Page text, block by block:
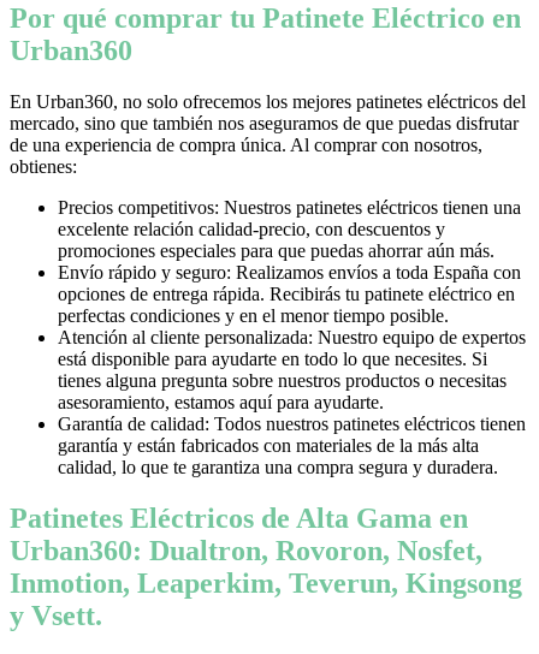
Por qué comprar tu Patinete Eléctrico en
Urban360
En Urban360, no solo ofrecemos los mejores patinetes eléctricos del
mercado, sino que también nos aseguramos de que puedas disfrutar
de una experiencia de compra única. Al comprar con nosotros,
obtienes:
Precios competitivos: Nuestros patinetes eléctricos tienen una
excelente relación calidad-precio, con descuentos y
promociones especiales para que puedas ahorrar aún más.
Envío rápido y seguro: Realizamos envíos a toda España con
opciones de entrega rápida. Recibirás tu patinete eléctrico en
perfectas condiciones y en el menor tiempo posible.
Atención al cliente personalizada: Nuestro equipo de expertos
está disponible para ayudarte en todo lo que necesites. Si
tienes alguna pregunta sobre nuestros productos o necesitas
asesoramiento, estamos aquí para ayudarte.
Garantía de calidad: Todos nuestros patinetes eléctricos tienen
garantía y están fabricados con materiales de la más alta
calidad, lo que te garantiza una compra segura y duradera.
Patinetes Eléctricos de Alta Gama en
Urban360: Dualtron, Rovoron, Nosfet,
Inmotion, Leaperkim, Teverun, Kingsong
y Vsett.